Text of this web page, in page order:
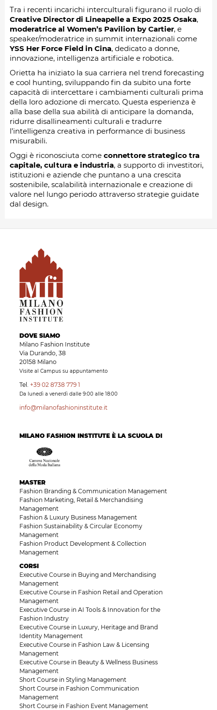
Tra i recenti incarichi interculturali figurano il ruolo di
Creative Director di Lineapelle a Expo 2025 Osaka,
moderatrice al Women’s Pavilion by Cartier, e
speaker/moderatrice in summit internazionali come
YSS Her Force Field in Cina, dedicato a donne,
innovazione, intelligenza artificiale e robotica.
Orietta ha iniziato la sua carriera nel trend forecasting
e cool hunting, sviluppando fin da subito una forte
capacità di intercettare i cambiamenti culturali prima
della loro adozione di mercato. Questa esperienza è
alla base della sua abilità di anticipare la domanda,
ridurre disallineamenti culturali e tradurre
l’intelligenza creativa in performance di business
misurabili.
Oggi è riconosciuta come connettore strategico tra
capitale, cultura e industria, a supporto di investitori,
istituzioni e aziende che puntano a una crescita
sostenibile, scalabilità internazionale e creazione di
valore nel lungo periodo attraverso strategie guidate
dal design.
DOVE SIAMO
Milano Fashion Institute
Via Durando, 38
20158 Milano
Visite al Campus su appuntamento
Tel. +39 02 8738 779 1
Da lunedì a venerdì dalle 9:00 alle 18:00
info@milanofashioninstitute.it
MILANO FASHION INSTITUTE È LA SCUOLA DI
MASTER
Fashion Branding & Communication Management
Fashion Marketing, Retail & Merchandising
Management
Fashion & Luxury Business Management
Fashion Sustainability & Circular Economy
Management
Fashion Product Development & Collection
Management
CORSI
Executive Course in Buying and Merchandising
Management
Executive Course in Fashion Retail and Operation
Management
Executive Course in AI Tools & Innovation for the
Fashion Industry
Executive Course in Luxury, Heritage and Brand
Identity Management
Executive Course in Fashion Law & Licensing
Management
Executive Course in Beauty & Wellness Business
Management
Short Course in Styling Management
Short Course in Fashion Communication
Management
Short Course in Fashion Event Management